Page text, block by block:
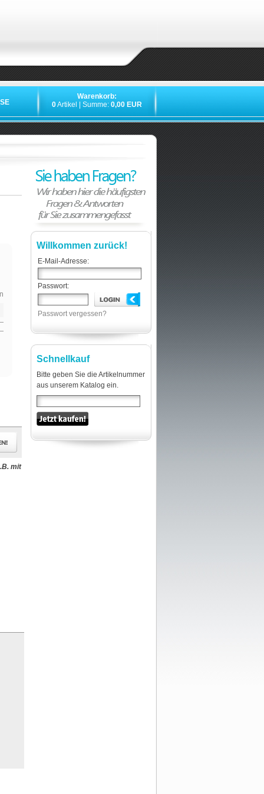
Warenkorb:
0Artikel | Summe: 0,00 EUR
mit
Willkommen zurück!
E-Mail-Adresse:
Passwort:
Passwort vergessen?
Schnellkauf
Bitte geben Sie die Artikelnummer
aus unserem Katalog ein.